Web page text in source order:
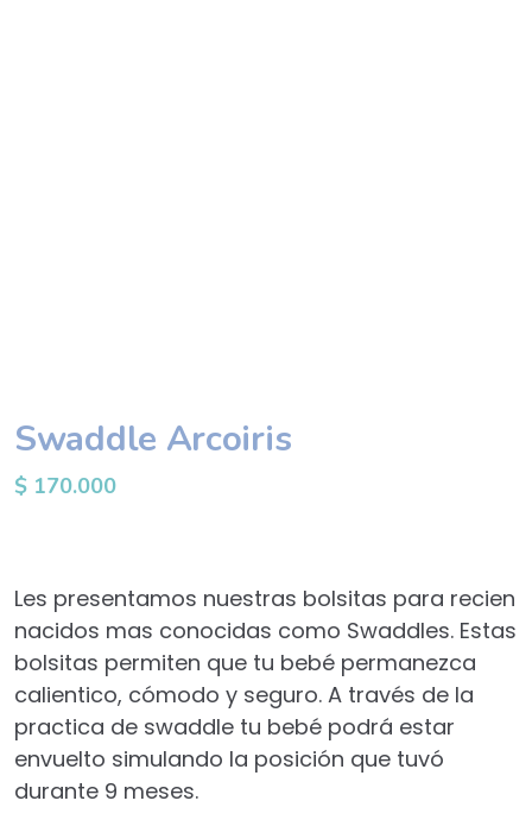
Swaddle Arcoiris
$ 170.000
Les presentamos nuestras bolsitas para recien
nacidos mas conocidas como Swaddles. Estas
bolsitas permiten que tu bebé permanezca
calientico, cómodo y seguro. A través de la
practica de swaddle tu bebé podrá estar
envuelto simulando la posición que tuvó
durante 9 meses.